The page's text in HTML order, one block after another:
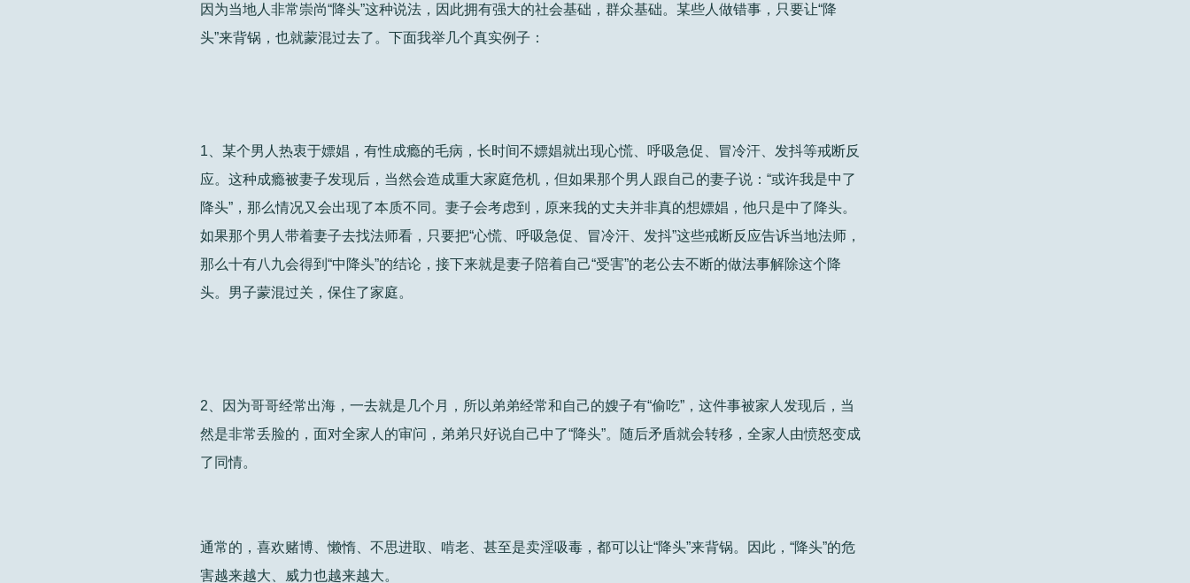
因为当地人非常崇尚“降头”这种说法，因此拥有强大的社会基础，群众基础。某些人做错事，只要让“降
头”来背锅，也就蒙混过去了。下面我举几个真实例子：
1、某个男人热衷于嫖娼，有性成瘾的毛病，长时间不嫖娼就出现心慌、呼吸急促、冒冷汗、发抖等戒断反
应。这种成瘾被妻子发现后，当然会造成重大家庭危机，但如果那个男人跟自己的妻子说：“或许我是中了
降头”，那么情况又会出现了本质不同。妻子会考虑到，原来我的丈夫并非真的想嫖娼，他只是中了降头。
如果那个男人带着妻子去找法师看，只要把“心慌、呼吸急促、冒冷汗、发抖”这些戒断反应告诉当地法师，
那么十有八九会得到“中降头”的结论，接下来就是妻子陪着自己“受害”的老公去不断的做法事解除这个降
头。男子蒙混过关，保住了家庭。
2、因为哥哥经常出海，一去就是几个月，所以弟弟经常和自己的嫂子有“偷吃”，这件事被家人发现后，当
然是非常丢脸的，面对全家人的审问，弟弟只好说自己中了“降头”。随后矛盾就会转移，全家人由愤怒变成
了同情。
通常的，喜欢赌博、懒惰、不思进取、啃老、甚至是卖淫吸毒，都可以让“降头”来背锅。因此，“降头”的危
害越来越大、威力也越来越大。